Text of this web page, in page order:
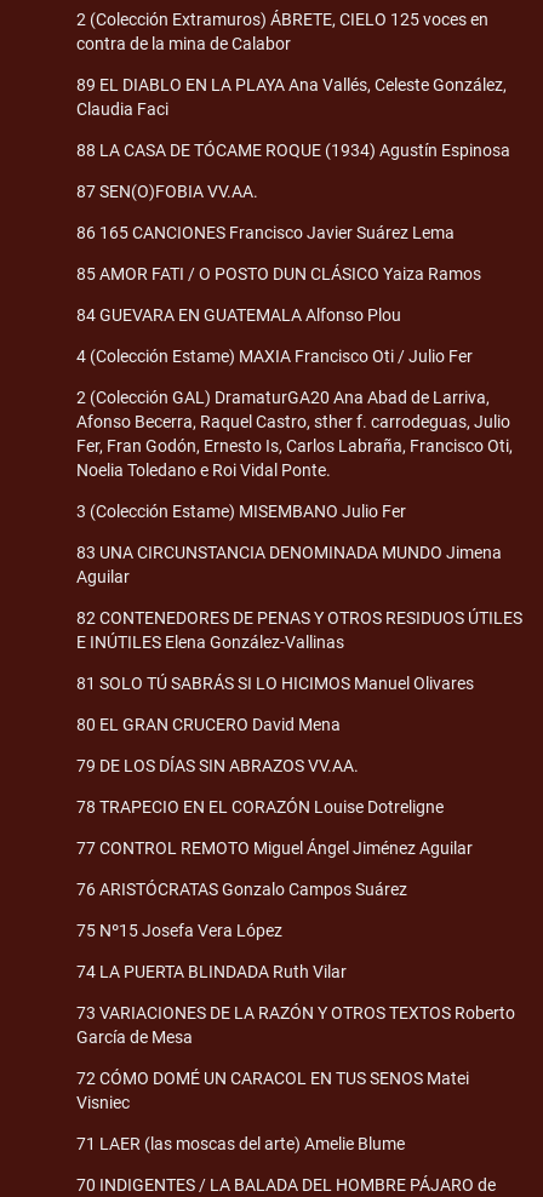
2 (Colección Extramuros) ÁBRETE, CIELO 125 voces en
contra de la mina de Calabor
89 EL DIABLO EN LA PLAYA Ana Vallés, Celeste González,
Claudia Faci
88 LA CASA DE TÓCAME ROQUE (1934) Agustín Espinosa
87 SEN(O)FOBIA VV.AA.
86 165 CANCIONES Francisco Javier Suárez Lema
85 AMOR FATI / O POSTO DUN CLÁSICO Yaiza Ramos
84 GUEVARA EN GUATEMALA Alfonso Plou
4 (Colección Estame) MAXIA Francisco Oti / Julio Fer
2 (Colección GAL) DramaturGA20 Ana Abad de Larriva,
Afonso Becerra, Raquel Castro, sther f. carrodeguas, Julio
Fer, Fran Godón, Ernesto Is, Carlos Labraña, Francisco Oti,
Noelia Toledano e Roi Vidal Ponte.
3 (Colección Estame) MISEMBANO Julio Fer
83 UNA CIRCUNSTANCIA DENOMINADA MUNDO Jimena
Aguilar
82 CONTENEDORES DE PENAS Y OTROS RESIDUOS ÚTILES
E INÚTILES Elena González-Vallinas
81 SOLO TÚ SABRÁS SI LO HICIMOS Manuel Olivares
80 EL GRAN CRUCERO David Mena
79 DE LOS DÍAS SIN ABRAZOS VV.AA.
78 TRAPECIO EN EL CORAZÓN Louise Dotreligne
77 CONTROL REMOTO Miguel Ángel Jiménez Aguilar
76 ARISTÓCRATAS Gonzalo Campos Suárez
75 Nº15 Josefa Vera López
74 LA PUERTA BLINDADA Ruth Vilar
73 VARIACIONES DE LA RAZÓN Y OTROS TEXTOS Roberto
García de Mesa
72 CÓMO DOMÉ UN CARACOL EN TUS SENOS Matei
Visniec
71 LAER (las moscas del arte) Amelie Blume
70 INDIGENTES / LA BALADA DEL HOMBRE PÁJARO de